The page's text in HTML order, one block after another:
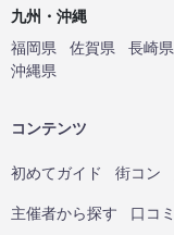
九州・沖縄
福岡県
佐賀県 長崎県
沖縄県
コンテンツ
初めてガイド 街コン
主催者から探す 口コ